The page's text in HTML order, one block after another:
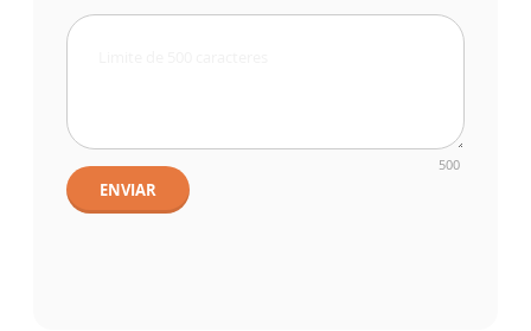
500
ENVIAR